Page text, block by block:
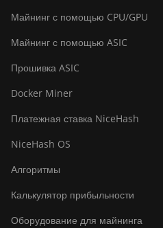
Майнинг с помощью CPU/GPU
Майнинг с помощью ASIC
Прошивка ASIC
Docker Miner
Платежная ставка NiceHash
NiceHash OS
Алгоритмы
Калькулятор прибыльности
Оборудование для майнинга